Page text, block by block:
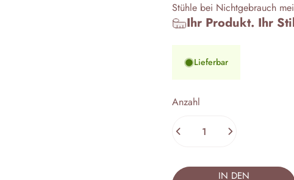
Stühle bei Nichtgebrauch
Ihr Produkt. Ihr
Lieferbar
Anzahl
IN DEN